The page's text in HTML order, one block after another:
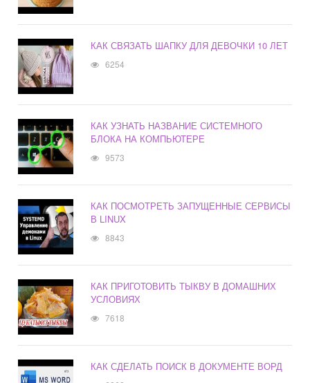
КАК СВЯЗАТЬ ШАПКУ ДЛЯ ДЕВОЧКИ 10 ЛЕТ
6254
КАК УЗНАТЬ НАЗВАНИЕ СИСТЕМНОГО
БЛОКА НА КОМПЬЮТЕРЕ
9573
КАК ПОСМОТРЕТЬ ЗАПУЩЕННЫЕ СЕРВИСЫ
В LINUX
8843
КАК ПРИГОТОВИТЬ ТЫКВУ В ДОМАШНИХ
УСЛОВИЯХ
7618
КАК СДЕЛАТЬ ПОИСК В ДОКУМЕНТЕ ВОРД